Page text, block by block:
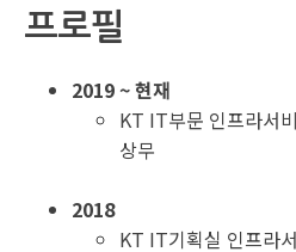
프로필
2019 ~ 현재
KT IT부문 인프라서
상무
2018
KT IT기획실 인프라